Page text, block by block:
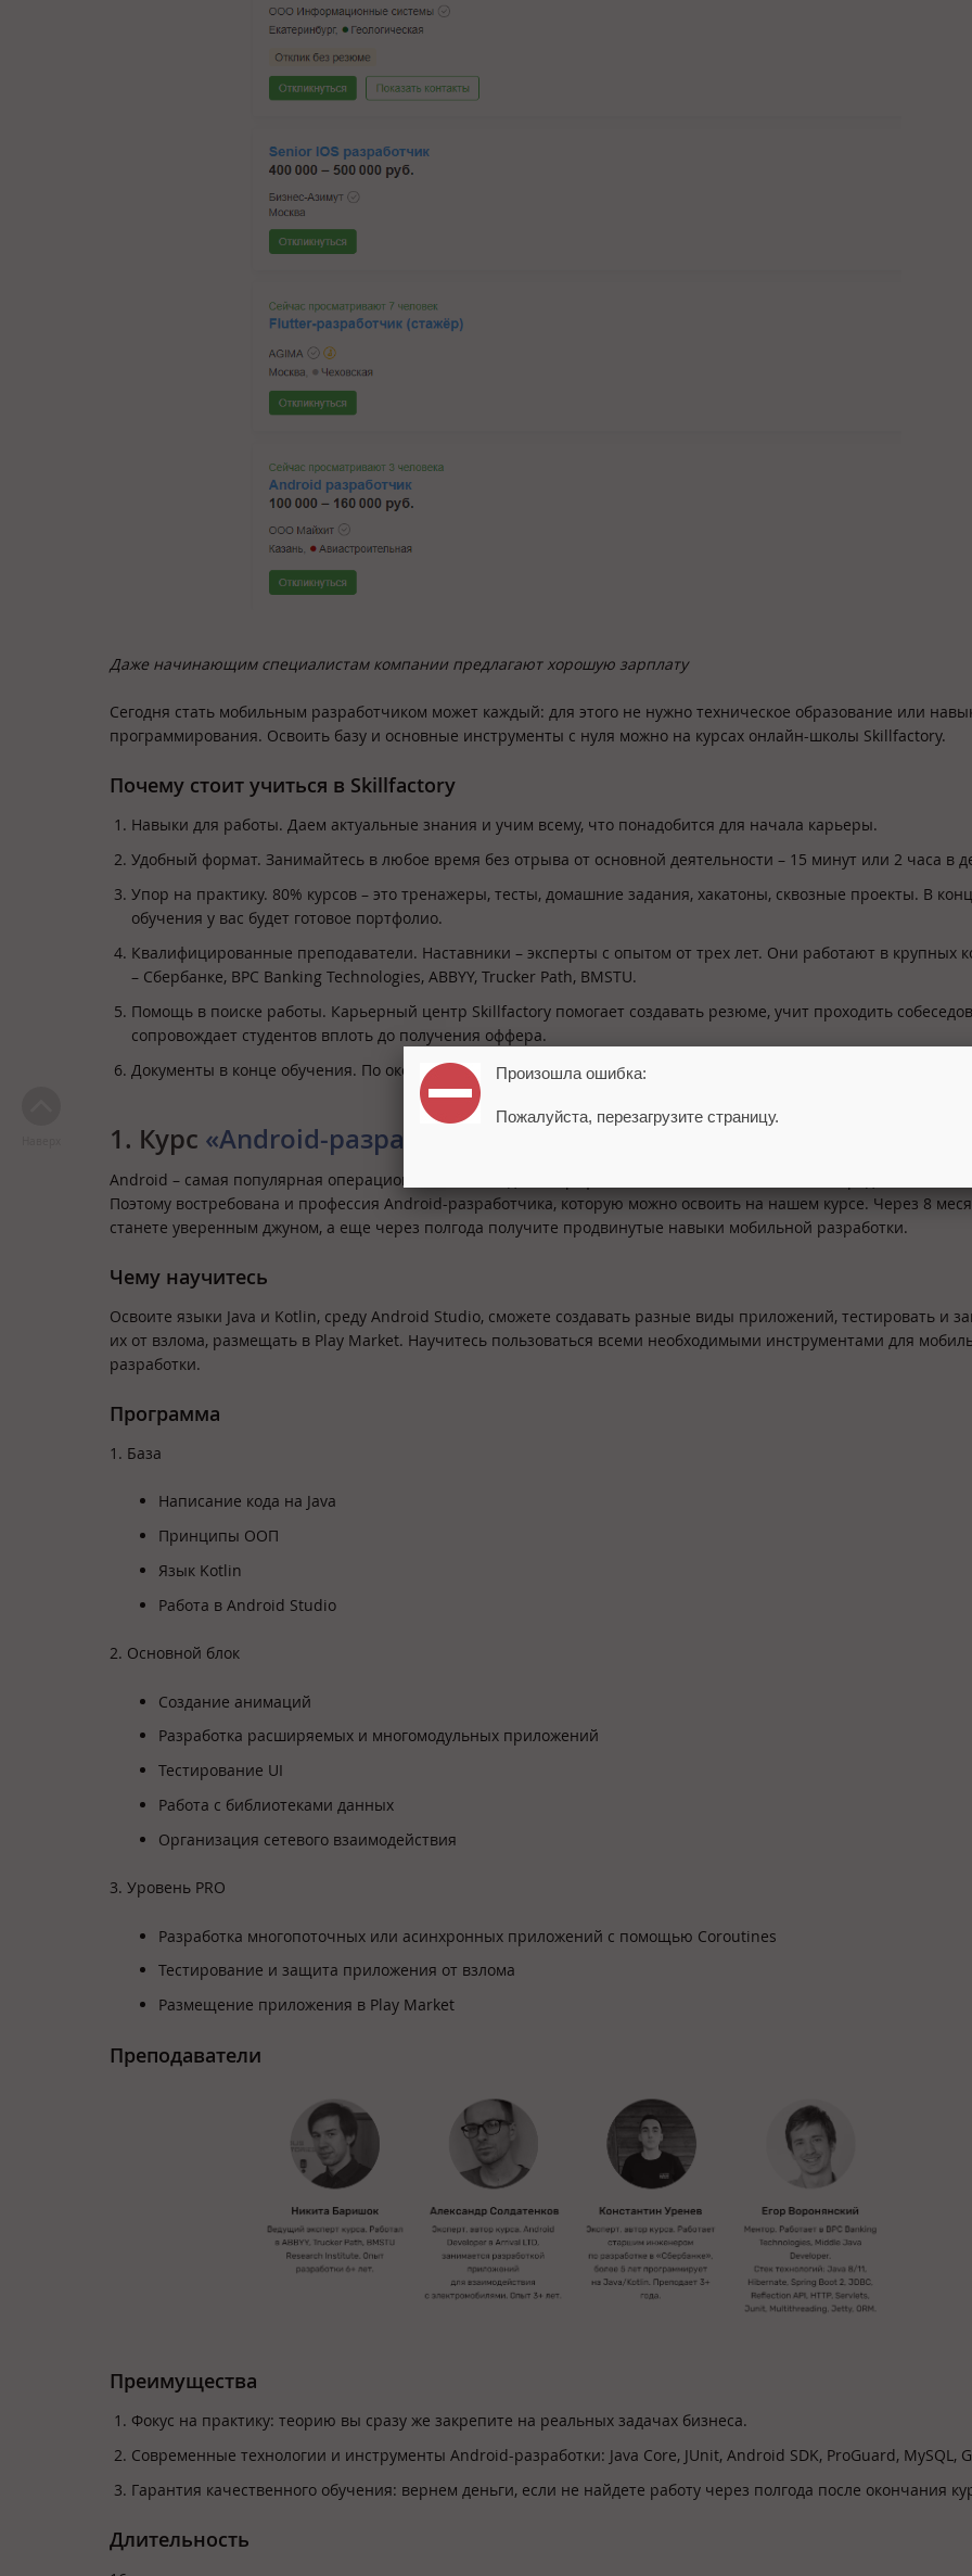
Даже начинающим специалистам компании предлагают хорошую зарплату
Сегодня стать мобильным разработчиком может каждый: для этого не нужно техническое образование или
программирования. Освоить базу и основные инструменты c нуля можно на курсах онлайн-школы Skillfactory.
Почему стоит учиться в Skillfactory
Навыки для работы. Даем актуальные знания и учим всему, что понадобится для начала карьеры.
Удобный формат. Занимайтесь в любое время без отрыва от основной деятельности – 15 минут или 2 часа в
Упор на практику. 80% курсов – это тренажеры, тесты, домашние задания, хакатоны, сквозные проекты. В
обучения у вас будет готовое портфолио.
Квалифицированные преподаватели. Наставники – эксперты с опытом от трех лет. Они работают в крупных
– Сбербанке, BPC Banking Technologies, ABBYY, Trucker Path, BMSTU.
Помощь в поиске работы. Карьерный центр Skillfactory помогает создавать резюме, учит проходить
сопровождает студентов вплоть до получения оффера.
Документы в конце обучения. По окончании курсов выдаем дипломы установленного образца и сертификаты.
1. Курс «Android-разработчик»
Android – самая популярная операционная система для смартфонов: более 70% пользователей предпочитают
Поэтому востребована и профессия Android-разработчика, которую можно освоить на нашем курсе. Через 8
станете уверенным джуном, а еще через полгода получите продвинутые навыки мобильной разработки.
Чему научитесь
Освоите языки Java и Kotlin, среду Android Studio, сможете создавать разные виды приложений, тестировать и
их от взлома, размещать в Play Market. Научитесь пользоваться всеми необходимыми инструментами для
разработки.
Программа
1. База
Написание кода на Java
Принципы ООП
Язык Kotlin
Работа в Android Studio
2. Основной блок
Создание анимаций
Разработка расширяемых и многомодульных приложений
Тестирование UI
Работа с библиотеками данных
Организация сетевого взаимодействия
3. Уровень PRO
Разработка многопоточных или асинхронных приложений с помощью Coroutines
Тестирование и защита приложения от взлома
Размещение приложения в Play Market
Преподаватели
Преимущества
Фокус на практику: теорию вы сразу же закрепите на реальных задачах бизнеса.
Современные технологии и инструменты Android-разработки: Java Core, JUnit, Android SDK, ProGuard, MySQL,
Гарантия качественного обучения: вернем деньги, если не найдете работу через полгода после окончания
Длительность
Произошла ошибка:
Пожалуйста, перезагрузите страницу.